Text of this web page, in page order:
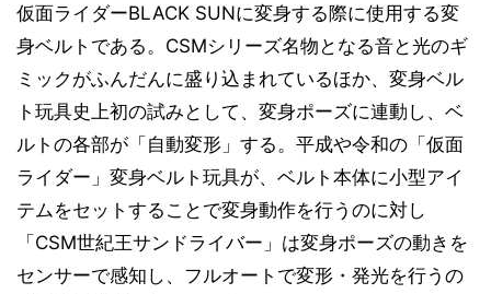
仮面ライダーBLACK SUNに変身する際に使用する変
身ベルトである。CSMシリーズ名物となる音と光のギ
ミックがふんだんに盛り込まれているほか、変身ベル
ト玩具史上初の試みとして、変身ポーズに連動し、ベ
ルトの各部が「自動変形」する。平成や令和の「仮面
ライダー」変身ベルト玩具が、ベルト本体に小型アイ
テムをセットすることで変身動作を行うのに対し
「CSM世紀王サンドライバー」は変身ポーズの動きを
センサーで感知し、フルオートで変形・発光を行うの